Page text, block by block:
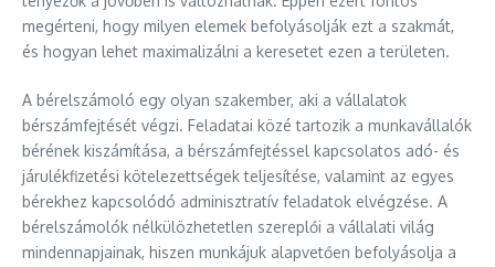
megérteni, hogy milyen elemek befolyásolják ezt a szakmát,
és hogyan lehet maximalizálni a keresetet ezen a területen.
A bérelszámoló egy olyan szakember, aki a vállalatok
bérszámfejtését végzi. Feladatai közé tartozik a munkavállalók
bérének kiszámítása, a bérszámfejtéssel kapcsolatos adó- és
járulékfizetési kötelezettségek teljesítése, valamint az egyes
bérekhez kapcsolódó adminisztratív feladatok elvégzése. A
bérelszámolók nélkülözhetetlen szereplői a vállalati világ
mindennapjainak, hiszen munkájuk alapvetően befolyásolja a